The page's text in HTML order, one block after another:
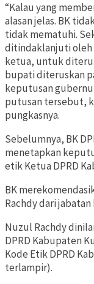
“Kalau yang
alasan jelas. BK
tidak mematuhi.
ditindaklanjuti oleh
ketua, untuk
bupati diteruskan
keputusan
putusan tersebut,
pungkasnya.
Sebelumnya, BK
menetapkan
etik Ketua DPRD
BK
Rachdy dari
Nuzul Rachdy
DPRD Kabupaten
Kode Etik DPRD
terlampir).